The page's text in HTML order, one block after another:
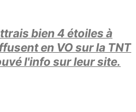
bien 4 étoiles à
en VO sur la TNT
l'info sur leur site.